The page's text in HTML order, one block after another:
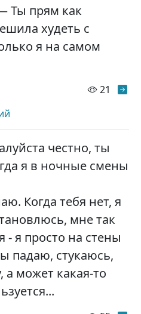
Ты прям как
худеть с
я на самом
21
честно, ты
я в ночные смены
Когда тебя нет, я
мне так
- я просто на стены
падаю, стукаюсь,
а может какая-то